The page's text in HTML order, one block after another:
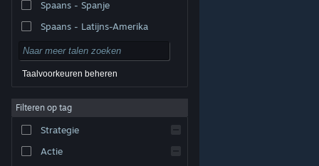
© Valve Corporation. Alle rechten voorbehouden. Alle
handelsmerken zijn eigendom van hun respectieve
Privacybeleid|Juridische informatie
Toegankelijkheid
|
Terugbetalingen
Spaans - Spanje
Spaans - Latijns-Amerika
Taalvoorkeuren beheren
Filteren op tag
Strategie
Actie